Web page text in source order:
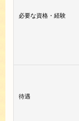
必要な資格・経験
待遇